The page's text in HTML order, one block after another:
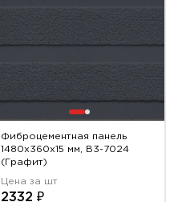
Фиброцементная панель
1480х360х15 мм, B3-7024
(Графит)
Цена за шт
2332 ₽